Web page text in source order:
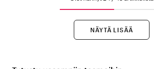
NÄYTÄ LISÄÄ